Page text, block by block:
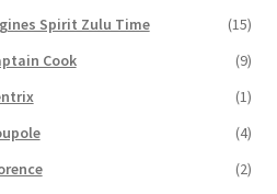
Spirit Zulu Time
(15)
Cook
(9)
(1)
(4)
(2)